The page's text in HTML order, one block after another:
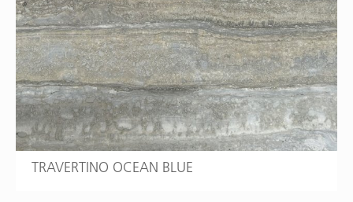
TRAVERTINO OCEAN BLUE